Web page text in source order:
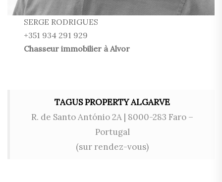
SERGE RODRIGUES
+351 934 291 929
Chasseur immobilier à Alvor
TAGUS PROPERTY ALGARVE
R. de Santo António 2A | 8000-283 Faro –
Portugal
(sur rendez-vous)